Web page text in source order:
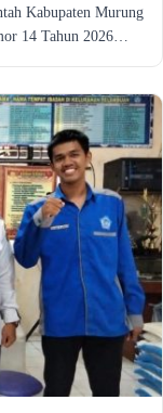
Kabupaten Murung
14 Tahun 2026…